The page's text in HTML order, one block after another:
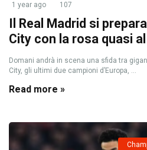
1 year ago 107
Il Real Madrid si
City con la rosa quasi
Domani andrà in scena una sfida tra
City, gli ultimi due campioni d’Europa, ...
Read more »